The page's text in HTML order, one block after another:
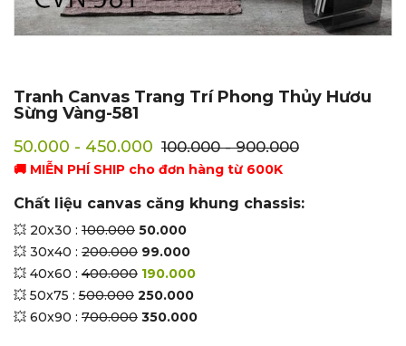
Tranh Canvas Trang Trí Phong Thủy Hươu
Sừng Vàng-581
50.000 - 450.000 100.000 - 900.000
🚚 MIỄN PHÍ SHIP cho đơn hàng từ 600K
Chất liệu canvas căng khung chassis:
💥 20x30 : 100.000 50.000
💥 30x40 : 200.000 99.000
💥 40x60 : 400.000 190.000
💥 50x75 : 500.000 250.000
💥 60x90 : 700.000 350.000